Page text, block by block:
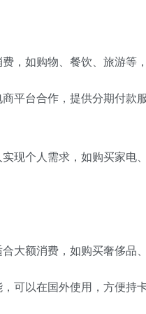
，如购物、餐饮、旅游等
平台合作，提供分期付款
现个人需求，如购买家电
大额消费，如购买奢侈品
可以在国外使用，方便持